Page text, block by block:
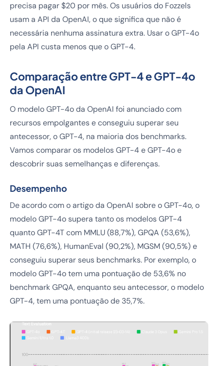
precisa pagar $20 por mês. Os usuários do Fozzels
usam a API da OpenAI, o que significa que não é
necessária nenhuma assinatura extra. Usar o GPT-4o
pela API custa menos que o GPT-4.
Comparação entre GPT-4 e GPT-4o
da OpenAI
O modelo GPT-4o da OpenAI foi anunciado com
recursos empolgantes e conseguiu superar seu
antecessor, o GPT-4, na maioria dos benchmarks.
Vamos comparar os modelos GPT-4 e GPT-4o e
descobrir suas semelhanças e diferenças.
Desempenho
De acordo com o artigo da OpenAI sobre o GPT-4o, o
modelo GPT-4o supera tanto os modelos GPT-4
quanto GPT-4T com MMLU (88,7%), GPQA (53,6%),
MATH (76,6%), HumanEval (90,2%), MGSM (90,5%) e
conseguiu superar seus benchmarks. Por exemplo, o
modelo GPT-4o tem uma pontuação de 53,6% no
benchmark GPQA, enquanto seu antecessor, o modelo
GPT-4, tem uma pontuação de 35,7%.